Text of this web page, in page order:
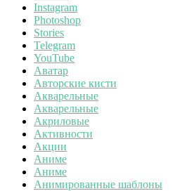
Instagram
Photoshop
Stories
Telegram
YouTube
Аватар
Авторские кисти
Акварельные
Акварельные
Акриловые
Активности
Акции
Аниме
Аниме
Анимированные шаблоны